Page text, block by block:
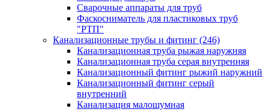
Сварочные аппараты для труб
Фаскосниматель для пластиковых труб
"РТП"
Канализационные трубы и фитинг (246)
Канализационная труба рыжая наружняя
Канализационная труба серая внутренняя
Канализационный фитинг рыжий наружний
Канализационный фитинг серый
внутренний
Канализация малошумная